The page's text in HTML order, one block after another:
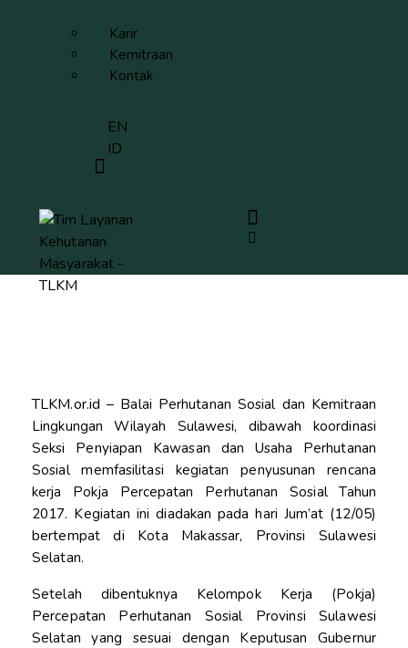
Karir
Kemitraan
Kontak
EN
ID
TLKM.or.id – Balai Perhutanan Sosial dan Kemitraan
Lingkungan Wilayah Sulawesi, dibawah koordinasi
Seksi Penyiapan Kawasan dan Usaha Perhutanan
Sosial memfasilitasi kegiatan penyusunan rencana
kerja Pokja Percepatan Perhutanan Sosial Tahun
2017. Kegiatan ini diadakan pada hari Jum’at (12/05)
bertempat di Kota Makassar, Provinsi Sulawesi
Selatan.
Setelah dibentuknya Kelompok Kerja (Pokja)
Percepatan Perhutanan Sosial Provinsi Sulawesi
Selatan yang sesuai dengan Keputusan Gubernur